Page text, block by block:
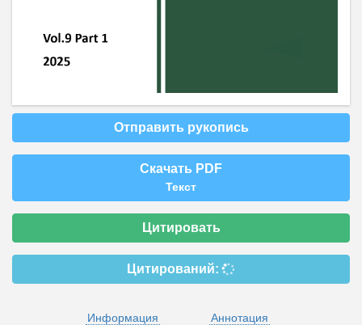
Отправить рукопись
Скачать PDF
Текст
Цитировать
Цитирований:
Информация
Аннотация